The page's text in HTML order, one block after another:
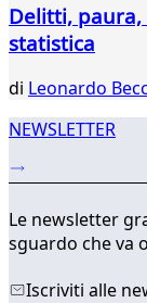
Delitti, paura,
statistica
di Leonardo
NEWSLETTER
Le newsletter
sguardo che va
Iscriviti alle